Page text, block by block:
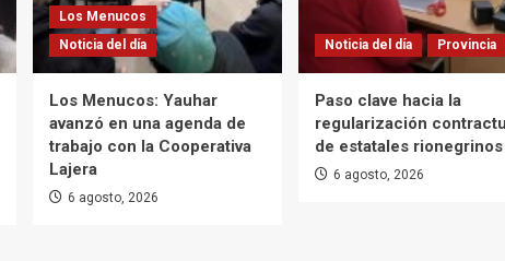
Los Menucos
Noticia del día
Los Menucos: Yauhar
avanzó en una agenda de
trabajo con la Cooperativa
Lajera
6 agosto, 2026
Noticia del día Provincia
Paso clave hacia la
regularización
de estatales rionegrinos
6 agosto, 2026